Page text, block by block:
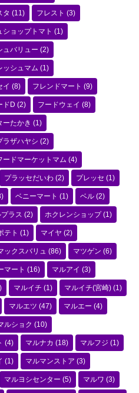
タ (11) フレスト (3)
ショップトマト (1)
ュバリュー (2)
ッシュマム (1)
イ (8) フレンドマート (9)
ドD (2) フードウェイ (8)
ーたかき (1)
ラザハヤシ (2)
ードマーケットマム (4)
プラッセだいわ (2) プレッセ (1)
ベニーマート (1) ベル (2)
ラス (2) ホクレンショップ(1)
テト (1) マイヤ (2)
ックスバリュ (86) マツゲン (6)
マート (16) マルアイ (3)
マルイチ (1) マルイチ(宮崎) (1)
マルエツ (47) マルエー (4)
ルショク (10)
(4) マルナカ (18) マルフジ (1)
(1) マルマンストア (3)
マルヨシセンター (5) マルワ (3)